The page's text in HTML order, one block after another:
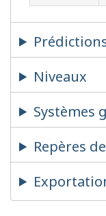
Niveaux
Systèmes
Repères